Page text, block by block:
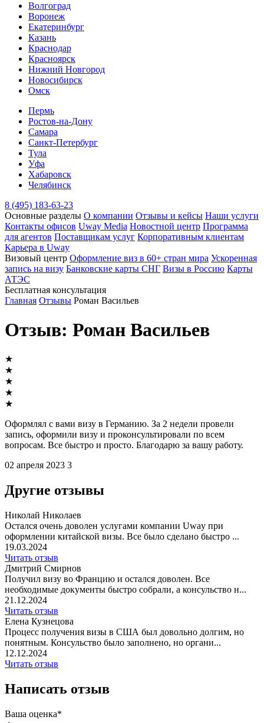
Волгоград
Воронеж
Екатеринбург
Казань
Краснодар
Красноярск
Нижний Новгород
Новосибирск
Омск
Пермь
Ростов-на-Дону
Самара
Санкт-Петербург
Тула
Уфа
Хабаровск
Челябинск
8 (495) 183-63-23
Основные разделы О компании Отзывы и кейсы Наши услуги
Контакты офисов Uway Media Новостной центр Программа
для агентов Поставщикам услуг Корпоративным клиентам
Карьера в Uway
Визовый центр Оформление виз в 60+ стран мира Ускоренная
запись на визу Банковские карты СНГ Визы в Россию Карты
АТЭС
Бесплатная консультация
Главная Отзывы Роман Васильев
Отзыв: Роман Васильев
★
★
★
★
★
Оформлял с вами визу в Германию. За 2 недели провели
запись, оформили визу и проконсультировали по всем
вопросам. Все быстро и просто. Благодарю за вашу работу.
02 апреля 2023 3
Другие отзывы
Николай Николаев
Остался очень доволен услугами компании Uway при
оформлении китайской визы. Все было сделано быстро ...
19.03.2024
Читать отзыв
Дмитрий Смирнов
Получил визу во Францию и остался доволен. Все
необходимые документы быстро собрали, а консульство н...
21.12.2024
Читать отзыв
Елена Кузнецова
Процесс получения визы в США был довольно долгим, но
понятным. Консульство было заполнено, но органи...
12.12.2024
Читать отзыв
Написать отзыв
Ваша оценка*